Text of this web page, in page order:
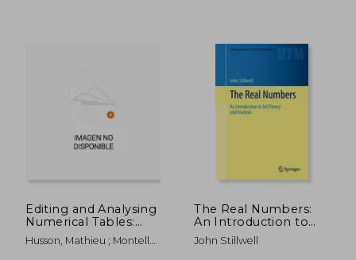
40%
dcto.
Editing and Analysing
Numerical Tables:
Towards a Digital
Information System
Husson, Mathieu ; Montelle,
The Real Numbers:
An Introduction to
Set Theory and
Analysis
John Stillwell